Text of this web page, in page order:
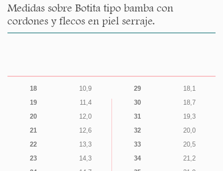
Medidas sobre Botita tipo bamba con
cordones y flecos en piel serraje.
18
10,9
19
11,4
20
12,0
21
12,6
22
13,3
23
14,3
29
18,1
30
18,7
31
19,3
32
20,0
33
20,5
34
21,2